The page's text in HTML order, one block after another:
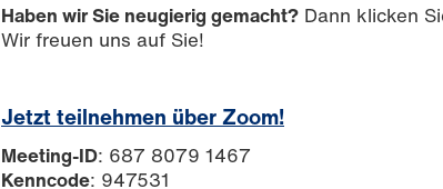
Haben wir Sie neugierig gemacht? Dann klicken
Wir freuen uns auf Sie!
Jetzt teilnehmen über Zoom!
Meeting-ID: 687 8079 1467
Kenncode: 947531